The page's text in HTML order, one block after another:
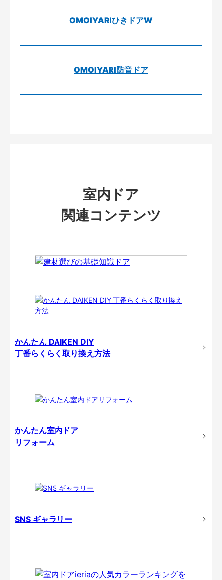
OMOIYARIひきドアW
OMOIYARI防音ドア
室内ドア
関連コンテンツ
かんたん DAIKEN DIY
丁番らくらく取り換え方法
かんたん室内ドア
リフォーム
SNS ギャラリー